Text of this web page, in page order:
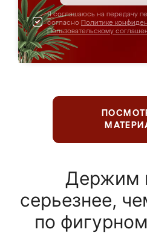
Я соглашаюсь на передачу
согласно Политике
Пользовательскому
Держим
серьезнее,
по